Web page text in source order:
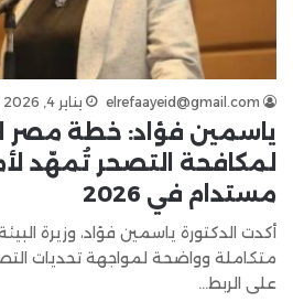
elrefaayeid@gmail.com يناير 4, 2026
ياسمين فؤاد: خطة مصر
لمكافحة التصحر تُمهّد
مستدام في 2026
أكدت الدكتورة ياسمين فؤاد، وزيرة
متكاملة وواضحة لمواجهة تحديات
على الربط…